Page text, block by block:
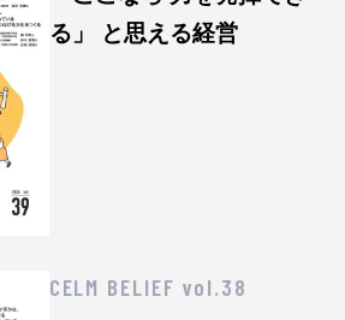
る」 と思える経営
CELM BELIEF vol.38